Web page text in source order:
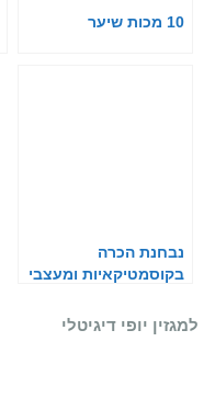
10 מכות שיער
נבחנת הכרה
בקוסמטיקאיות ומעצבי
למגזין יופי דיגיטלי